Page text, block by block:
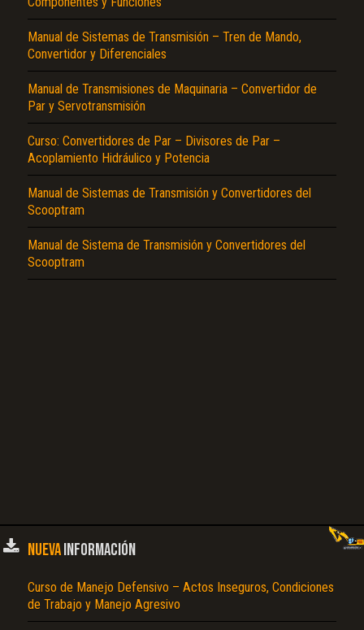
Manual de Sistemas de Transmisión – Tren de Mando,
Convertidor y Diferenciales
Manual de Transmisiones de Maquinaria – Convertidor de
Par y Servotransmisión
Curso: Convertidores de Par – Divisores de Par –
Acoplamiento Hidráulico y Potencia
Manual de Sistemas de Transmisión y Convertidores del
Scooptram
Manual de Sistema de Transmisión y Convertidores del
Scooptram
NUEVAINFORMACIÓN
Curso de Manejo Defensivo – Actos Inseguros, Condiciones
de Trabajo y Manejo Agresivo
El Título es incorrecto según el contenido.
Texto o Imagen de portada son erróneos.
No carga o no se visualiza el contenido.